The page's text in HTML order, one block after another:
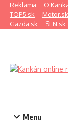
Preskočiť na obsah
Reklama O
TOP5.sk
Motor.sk
Gazda.sk
SEN.sk
Menu